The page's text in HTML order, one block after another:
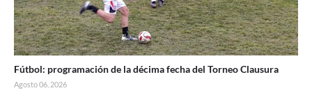
Fútbol: programación de la décima fecha del Torneo Clausura
Agosto 06, 2026